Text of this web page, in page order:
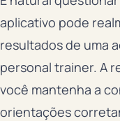
aplicativo pode
resultados de uma
personal trainer. A
você mantenha a
orientações